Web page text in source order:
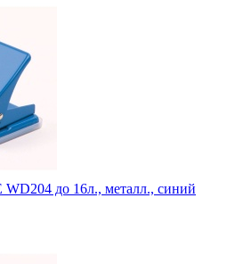
до 16л., металл., синий